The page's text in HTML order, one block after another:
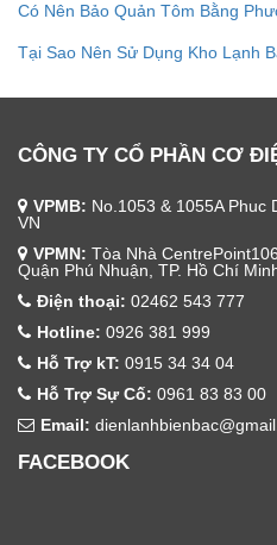
Có Nên Bảo Quản Tôm Bằng
Tại Sao Nên Sử Dụng Kho Lạnh
CÔNG TY CỔ PHẦN CƠ
VPMB: No.1053 & 1055A Phuc
VN
VPMN: Tòa Nhà
Quận Phú Nhuận, TP. Hồ Chí
Điện thoại: 02462 543 777
Hotline: 0926 381 999
Hỗ Trợ kT: 0915 34 34 04
Hỗ Trợ Sự Cố: 0961 83 83 00
Email:
FACEBOOK